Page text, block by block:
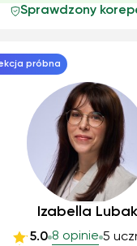
Sprawdzony
próbna
Izabella Lubak
5.0 8 opinie 5